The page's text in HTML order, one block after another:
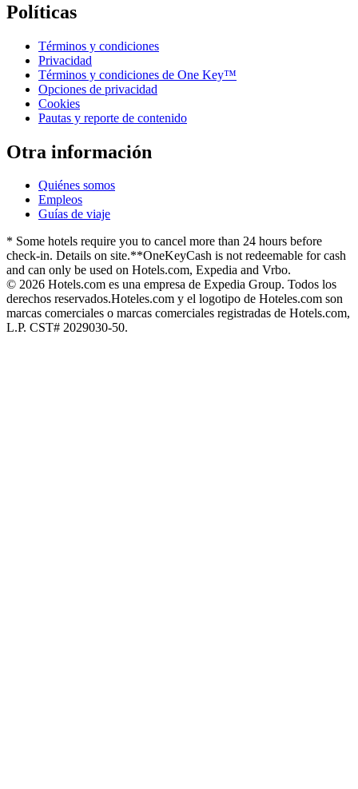
Políticas
Términos y condiciones
Privacidad
Términos y condiciones de One Key™
Opciones de privacidad
Cookies
Pautas y reporte de contenido
Otra información
Quiénes somos
Empleos
Guías de viaje
* Some hotels require you to cancel more than 24 hours before
check-in. Details on site.**OneKeyCash is not redeemable for cash
and can only be used on Hotels.com, Expedia and Vrbo.
© 2026 Hotels.com es una empresa de Expedia Group. Todos los
derechos reservados.Hoteles.com y el logotipo de Hoteles.com son
marcas comerciales o marcas comerciales registradas de Hotels.com,
L.P. CST# 2029030-50.